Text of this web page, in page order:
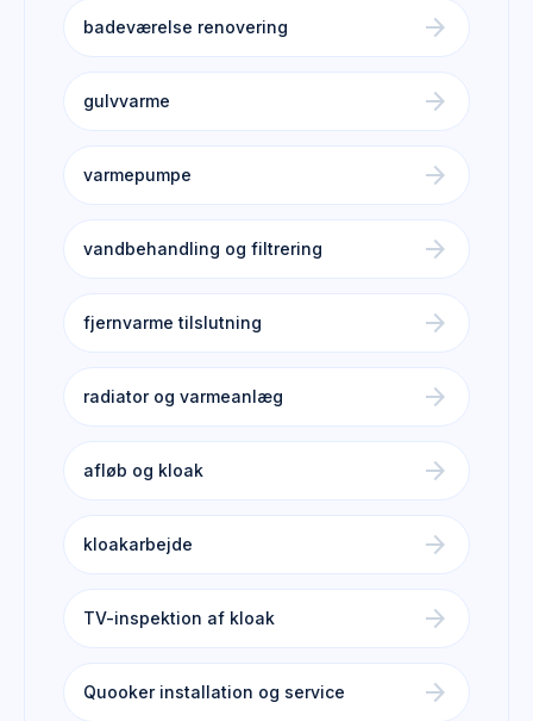
badeværelse renovering arrow_forward
gulvvarme arrow_forward
varmepumpe arrow_forward
vandbehandling og filtrering arrow_forward
fjernvarme tilslutning arrow_forward
radiator og varmeanlæg arrow_forward
afløb og kloak arrow_forward
kloakarbejde arrow_forward
TV-inspektion af kloak arrow_forward
Quooker installation og service arrow_forward